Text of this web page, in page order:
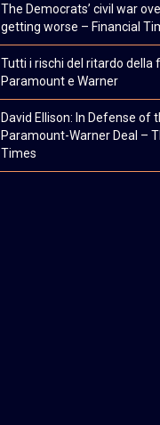
The Democrats’ civil war
getting worse – Financial
Tutti i rischi del ritardo della
Paramount e Warner
David Ellison: In Defense of
Paramount-Warner Deal –
Times